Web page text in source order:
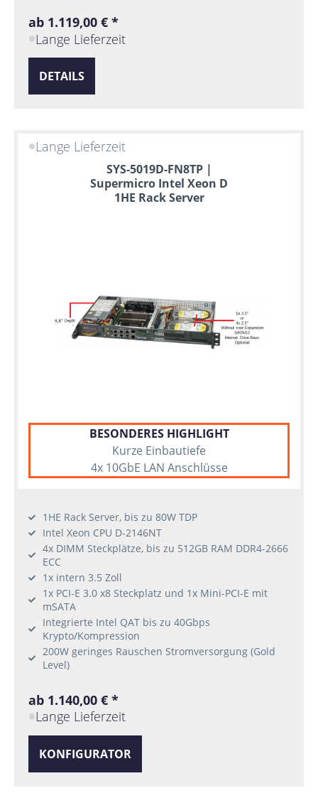
ab 1.119,00 € *
Lange Lieferzeit
DETAILS
Lange Lieferzeit
SYS-5019D-FN8TP |
Supermicro Intel Xeon D
1HE Rack Server
BESONDERES HIGHLIGHT
Kurze Einbautiefe
4x 10GbE LAN Anschlüsse
1HE Rack Server, bis zu 80W TDP
Intel Xeon CPU D-2146NT
4x DIMM Steckplätze, bis zu 512GB RAM DDR4-2666
ECC
1x intern 3.5 Zoll
1x PCI-E 3.0 x8 Steckplatz und 1x Mini-PCI-E mit
mSATA
Integrierte Intel QAT bis zu 40Gbps
Krypto/Kompression
200W geringes Rauschen Stromversorgung (Gold
Level)
ab 1.140,00 € *
Lange Lieferzeit
KONFIGURATOR